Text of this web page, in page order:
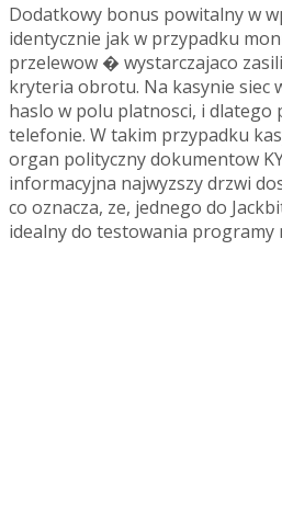
Dodatkowy bonus powitalny w
identycznie jak w przypadku
przelewow � wystarczajaco
kryteria obrotu. Na kasynie siec
haslo w polu platnosci, i dlatego
telefonie. W takim przypadku
organ polityczny dokumentow
informacyjna najwyzszy drzwi
co oznacza, ze, jednego do
idealny do testowania programy